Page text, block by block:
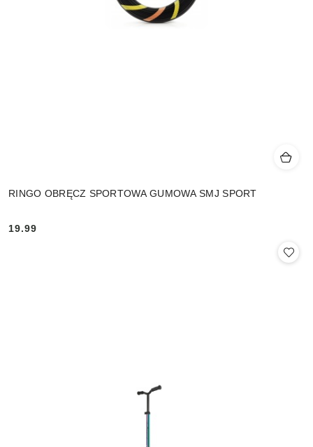
RINGO OBRĘCZ SPORTOWA GUMOWA SMJ SPORT
Cena:
19.99